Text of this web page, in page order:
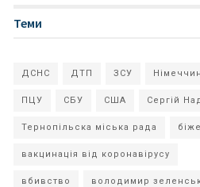
Теми
ДСНС ДТП ЗСУ
ПЦУ СБУ США Сергій
Тернопільска міська рада
вакцинація від коронавірусу
вбивство володимир